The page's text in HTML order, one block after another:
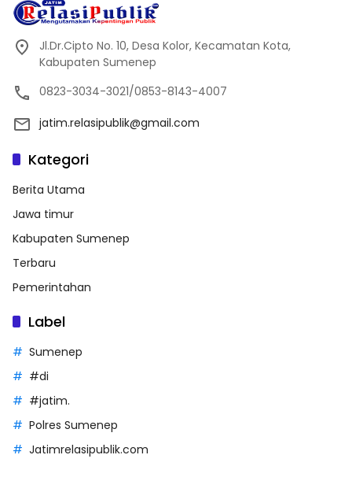
Jl.Dr.Cipto No. 10, Desa Kolor, Kecamatan Kota,
Kabupaten Sumenep
0823-3034-3021/0853-8143-4007
jatim.relasipublik@gmail.com
Kategori
Berita Utama
Jawa timur
Kabupaten Sumenep
Terbaru
Pemerintahan
Label
Sumenep
#di
#jatim.
Polres Sumenep
Jatimrelasipublik.com